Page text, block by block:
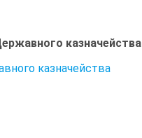
казначейства
казначейства